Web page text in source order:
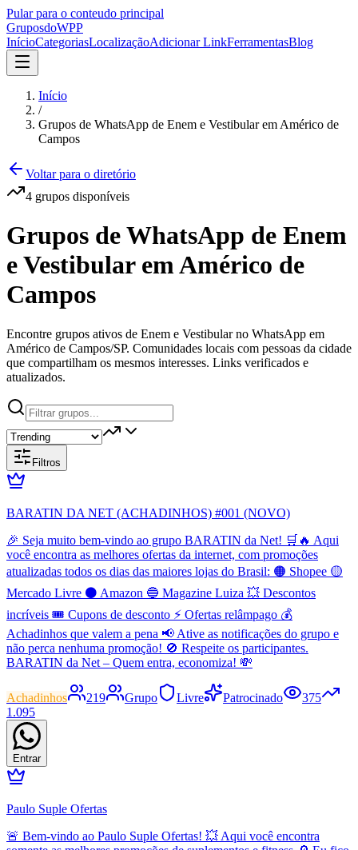
Pular para o conteudo principal
GruposdoWPP
InícioCategoriasLocalizaçãoAdicionar LinkFerramentasBlog
Início
/
Grupos de WhatsApp de Enem e Vestibular em Américo de
Campos
Voltar para o diretório
4 grupos disponíveis
Grupos de WhatsApp de Enem
e Vestibular em Américo de
Campos
Encontre grupos ativos de Enem e Vestibular no WhatsApp em
Américo de Campos/SP. Comunidades locais com pessoas da cidade
que compartilham os mesmos interesses. Links verificados e
atualizados.
Filtros
BARATIN DA NET (ACHADINHOS) #001 (NOVO)
🎉 Seja muito bem-vindo ao grupo BARATIN da Net! 🛒🔥 Aqui
você encontra as melhores ofertas da internet, com promoções
atualizadas todos os dias das maiores lojas do Brasil: 🟠 Shopee 🟡
Mercado Livre ⚫ Amazon 🔵 Magazine Luiza 💥 Descontos
incríveis 🎟️ Cupons de desconto ⚡ Ofertas relâmpago 💰
Achadinhos que valem a pena 📢 Ative as notificações do grupo e
não perca nenhuma promoção! 🚫 Respeite os participantes.
BARATIN da Net – Quem entra, economiza! 💸
Achadinhos 219 Grupo Livre Patrocinado
375
1.095
Entrar
Paulo Suple Ofertas
🚨 Bem-vindo ao Paulo Suple Ofertas! 💥 Aqui você encontra